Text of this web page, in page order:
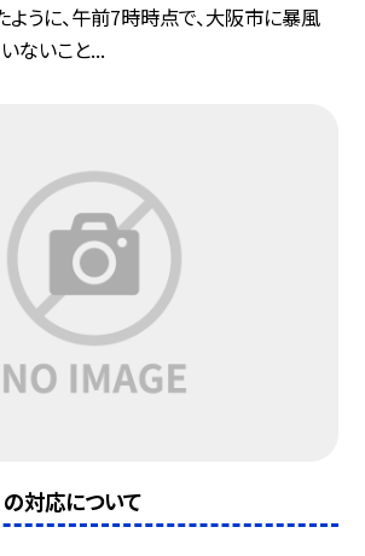
ように、午前7時時点で、大阪市に暴風
ないこと...
の対応について